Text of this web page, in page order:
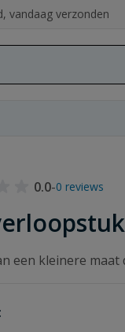
vandaag verzonden
0.0-0 reviews
een kleinere